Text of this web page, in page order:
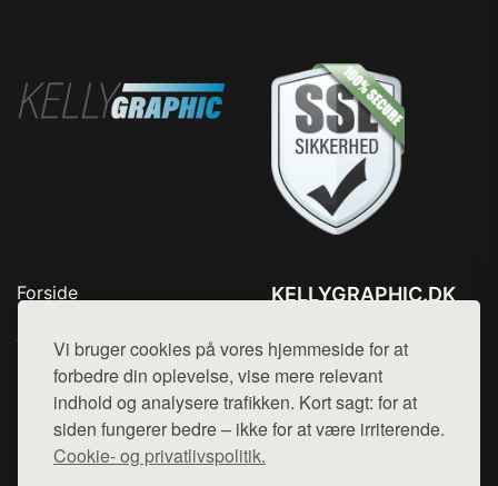
Vi bruger cookies på vores hjemmeside for at
forbedre din oplevelse, vise mere relevant
indhold og analysere trafikken. Kort sagt: for at
siden fungerer bedre – ikke for at være irriterende.
Cookie- og privatlivspolitik.
Forside
Top Rabatter
Blog
Kontakt
KELLYGRAPHIC.DK
Mail: hej@want.dk
Cookie- og privatlivspolitik